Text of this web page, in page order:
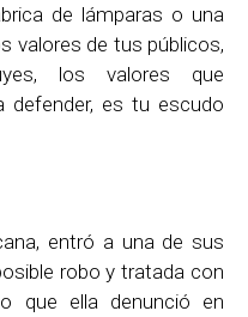
de lámparas o una
valores de tus públicos,
los valores que
es tu escudo
entró a una de sus
robo y tratada con
que ella denunció en